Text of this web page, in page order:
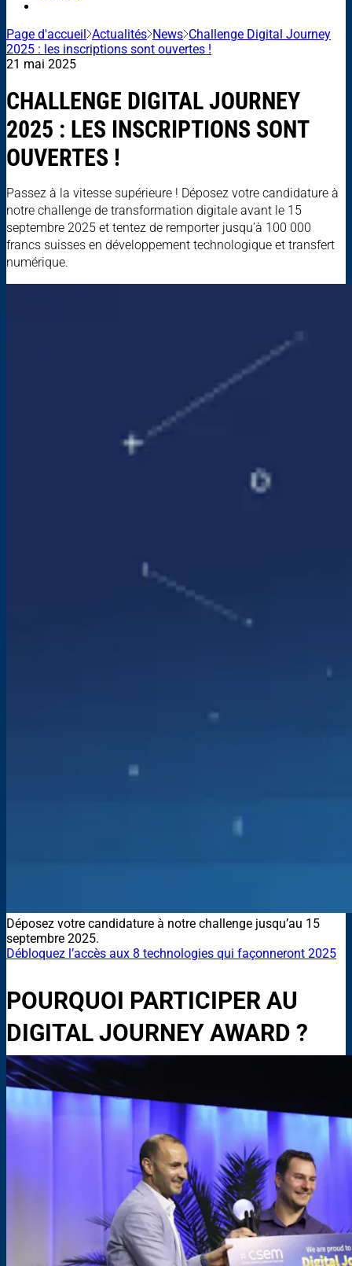
Page d'accueil Actualités News Challenge Digital Journey
2025 : les inscriptions sont ouvertes !
21 mai 2025
CHALLENGE DIGITAL JOURNEY
2025 : LES INSCRIPTIONS SONT
OUVERTES !
Passez à la vitesse supérieure ! Déposez votre candidature à
notre challenge de transformation digitale avant le 15
septembre 2025 et tentez de remporter jusqu’à 100 000
francs suisses en développement technologique et transfert
numérique.
Déposez votre candidature à notre challenge jusqu’au 15
septembre 2025.
Débloquez l’accès aux 8 technologies qui façonneront 2025
POURQUOI PARTICIPER AU
DIGITAL JOURNEY AWARD ?